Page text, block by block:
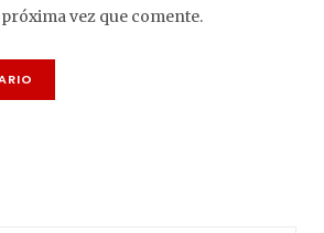
vez que comente.